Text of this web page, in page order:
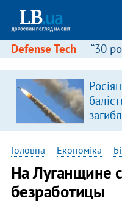
Defense Tech “30
Головна — Економіка —
На Луганщине
безработицы